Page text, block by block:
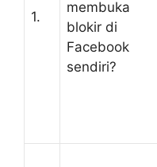
1.
membuka
blokir di
Facebook
sendiri?